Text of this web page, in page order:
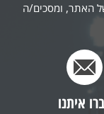
האתר, ומסכים/ה
איתנו